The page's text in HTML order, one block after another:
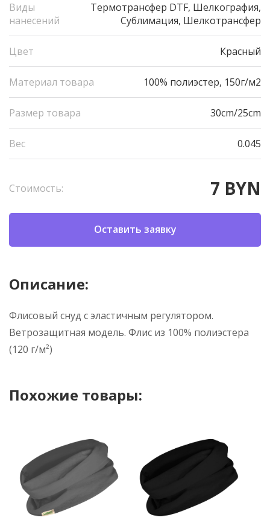
Виды
нанесений
Термотрансфер DTF, Шелкография,
Сублимация, Шелкотрансфер
Цвет Красный
Материал товара 100% полиэстер, 150г/м2
Размер товара 30cm/25cm
Вес 0.045
Стоимость: 7 BYN
Оставить заявку
Описание:
Флисовый снуд с эластичным регулятором.
Ветрозащитная модель. Флис из 100% полиэстера
(120 г/м²)
Похожие товары: